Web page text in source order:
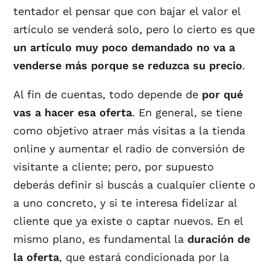
tentador el pensar que con bajar el valor el
artículo se venderá solo, pero lo cierto es que
un artículo muy poco demandado no va a
venderse más porque se reduzca su precio.
Al fin de cuentas, todo depende de por qué
vas a hacer esa oferta. En general, se tiene
como objetivo atraer más visitas a la tienda
online y aumentar el radio de conversión de
visitante a cliente; pero, por supuesto
deberás definir si buscás a cualquier cliente o
a uno concreto, y si te interesa fidelizar al
cliente que ya existe o captar nuevos. En el
mismo plano, es fundamental laduración de
la oferta, que estará condicionada por la